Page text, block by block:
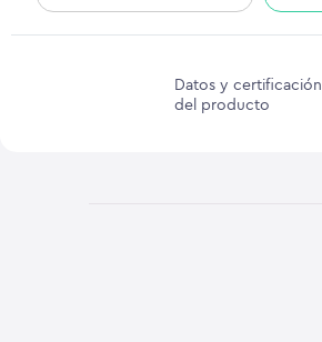
Datos y certificación
del producto